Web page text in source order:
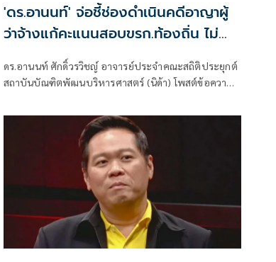
'ดร.อานนท์' จ่อชี้ช่องดำเนินคดีอาญาผู้
ว่าจ้างแก้คะแนนสอบขรก.ท้องถิ่น ไม่
ต้องยกเลิกทั้งหมด
ดร.อานนท์ ศักดิ์วรวิชญ์ อาจารย์ประจำคณะสถิติประยุกต์
สถาบันบัณฑิตพัฒนบริหารศาสตร์ (นิด้า) โพสต์ข้อความ